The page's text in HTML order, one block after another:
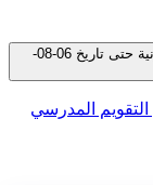
جميع الملفات المتوفرة في قسم الاختبارات الإلكترونية حتى تاريخ 06-08-
التقويم المدرسي